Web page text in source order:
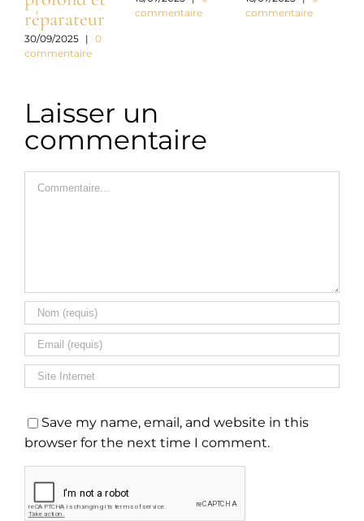
réparateur
30/09/2025 | 0
commentaire
commentaire
commentaire
Laisser un
commentaire
Commentaire
Save my name, email, and website in this
browser for the next time I comment.